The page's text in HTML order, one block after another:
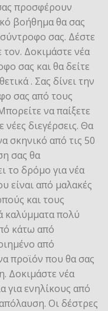
προσφέρουν
βοήθημα θα σας
σας. Δέστε
τον. Δοκιμάστε νέα
σας και θα δείτε
. Σας δίνει την
σας από τους
να παίξετε
διεγέρσεις. Θα
σκηνικό από τις 50
σας θα
το δρόμο για νέα
είναι από μαλακές
και τους
καλύμματα πολύ
κάτω από
από
προϊόν που θα σας
Δοκιμάστε νέα
για ενηλίκους από
Oι δέστρες